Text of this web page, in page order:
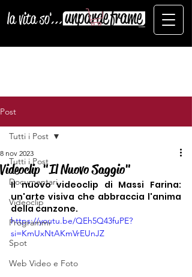
Post
Tutti i Post
Documentari
Videoclip
Programmi
Spot
Web Video e Foto
Tutti i Post
Videoclip "Il Nuovo Saggio"
8 nov 2023
Il nuovo videoclip di Massi Farina:
un'arte visiva che abbraccia l'anima
della canzone.
https://youtu.be/QEh5Q43fuPE?
si=KmUxNtAKmVrEUnJZ